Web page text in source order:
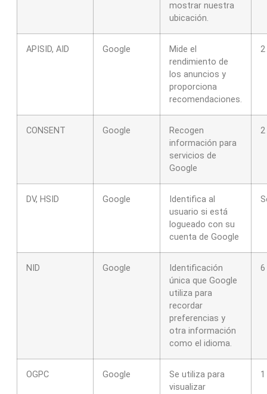
mostrar nuestra
ubicación.
APISID, AID Google
Mide el
rendimiento de
los anuncios y
proporciona
recomendaciones.
2
CONSENT Google
Recogen
información para
servicios de
Google
2
DV, HSID Google
Identifica al
usuario si está
logueado con su
cuenta de Google
NID Google
Identificación
única que Google
utiliza para
recordar
preferencias y
otra información
como el idioma.
6
OGPC Google
Se utiliza para
visualizar